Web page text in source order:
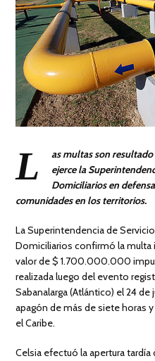
L
as multas son
ejerce la
Domiciliarios en
comunidades en los territorios.
La Superintendencia de
Domiciliarios confirmó la multa
valor de $ 1.700.000.000
realizada luego del evento
Sabanalarga (Atlántico) el 24
apagón de más de siete horas
el Caribe.
Celsia efectuó la apertura